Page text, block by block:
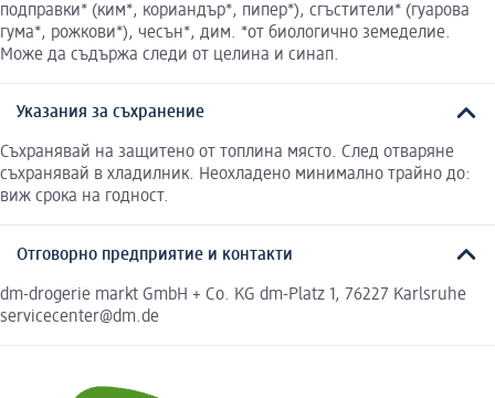
подправки* (ким*, кориандър*, пипер*), сгъстители* (гуарова
гума*, рожкови*), чесън*, дим. *от биологично земеделие.
Може да съдържа следи от целина и синап.
Указания за съхранение
Съхранявай на защитено от топлина място. След отваряне
съхранявай в хладилник. Неохладено минимално трайно до:
виж срока на годност.
Отговорно предприятие и контакти
dm-drogerie markt GmbH + Co. KG dm-Platz 1, 76227 Karlsruhe
servicecenter@dm.de